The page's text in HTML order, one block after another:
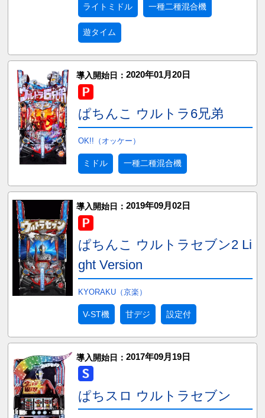
ライトミドル 一種二種混合機
遊タイム
導入開始日： 2020年01月20日
ぱちんこ ウルトラ6兄弟
OK!!（オッケー）
ミドル 一種二種混合機
導入開始日： 2019年09月02日
ぱちんこ ウルトラセブン2 Li
ght Version
KYORAKU（京楽）
V-ST機 甘デジ 設定付
導入開始日： 2017年09月19日
ぱちスロ ウルトラセブン